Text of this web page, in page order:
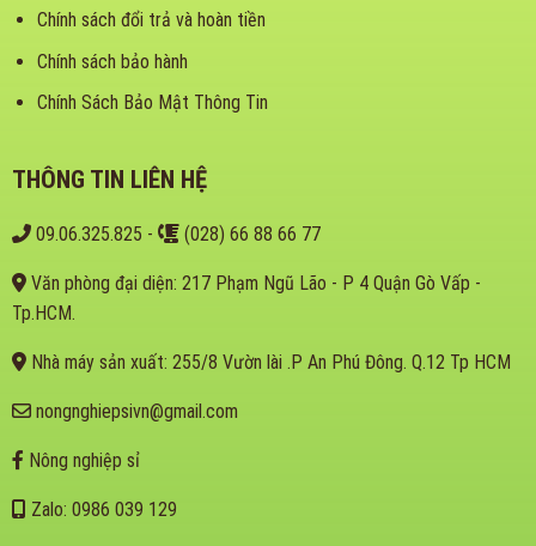
Chính sách đổi trả và hoàn tiền
Chính sách bảo hành
Chính Sách Bảo Mật Thông Tin
THÔNG TIN LIÊN HỆ
09.06.325.825 - (028) 66 88 66 77
Văn phòng đại diện: 217 Phạm Ngũ Lão - P 4 Quận Gò Vấp -
Tp.HCM.
Nhà máy sản xuất: 255/8 Vườn lài .P An Phú Đông. Q.12 Tp HCM
nongnghiepsivn@gmail.com
Nông nghiệp sỉ
Zalo: 0986 039 129